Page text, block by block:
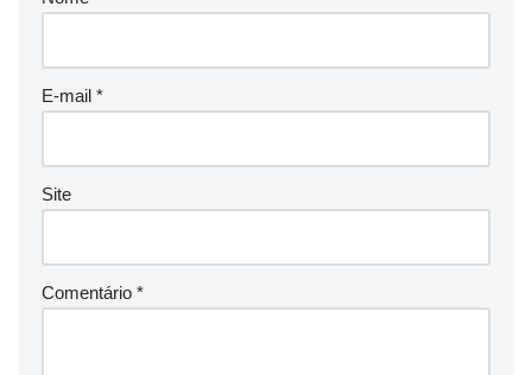
E-mail *
Site
Comentário *